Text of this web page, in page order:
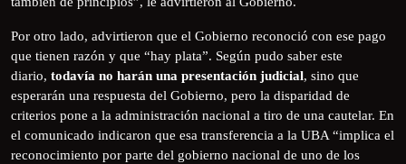
Por otro lado, advirtieron que el Gobierno reconoció con ese pago
que tienen razón y que “hay plata”. Según pudo saber este
diario, todavía no harán una presentación judicial, sino que
esperarán una respuesta del Gobierno, pero la disparidad de
criterios pone a la administración nacional a tiro de una cautelar. En
el comunicado indicaron que esa transferencia a la UBA “implica el
reconocimiento por parte del gobierno nacional de uno de los